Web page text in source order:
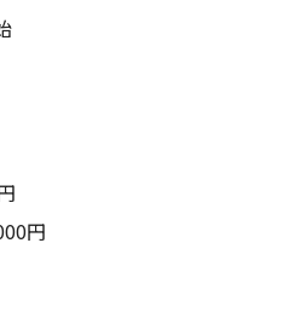
円